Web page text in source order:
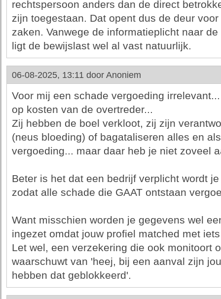
rechtspersoon anders dan de direct
zijn toegestaan. Dat opent dus de deur
zaken. Vanwege de informatieplicht naar
ligt de bewijslast wel al vast natuurlijk.
06-08-2025, 13:11 door Anoniem
Voor mij een schade vergoeding
op kosten van de overtreder...
Zij hebben de boel verkloot, zij zijn
(neus bloeding) of bagataliseren alles en
vergoeding... maar daar heb je niet zoveel
Beter is het dat een bedrijf verplicht wordt
zodat alle schade die GAAT ontstaan
Want misschien worden je gegevens wel
ingezet omdat jouw profiel matched met
Let wel, een verzekering die ook monitoort
waarschuwt van 'heej, bij een aanval zijn
hebben dat geblokkeerd'.